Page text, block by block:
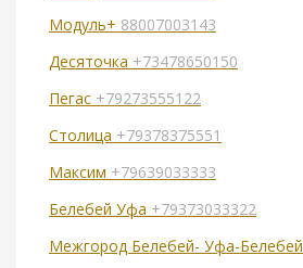
Модуль+ 88007003143
Десяточка +73478650150
Пегас +79273555122
Столица +79378375551
Максим +79639033333
Белебей Уфа +79373033322
Межгород Белебей- Уфа-Белебей